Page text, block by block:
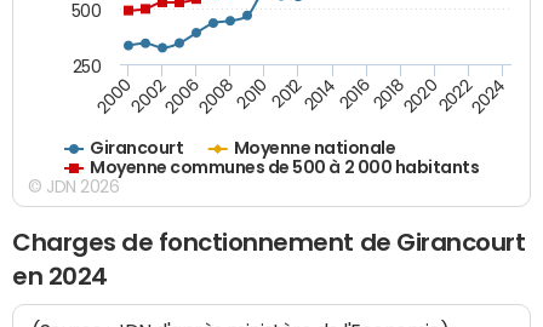
Girancourt
Moyenne nationale
Moyenne communes de 500 à 2 000 habitants
200020022006200820102012201420162018202020222024
250
500
© JDN 2026
Charges de fonctionnement de Girancourt
en 2024